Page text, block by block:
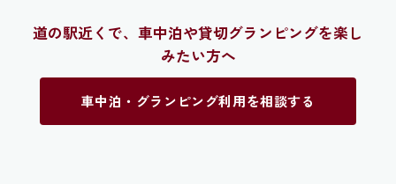
道の駅近くで、車中泊や貸切グランピングを楽し
みたい方へ
車中泊・グランピング利用を相談する